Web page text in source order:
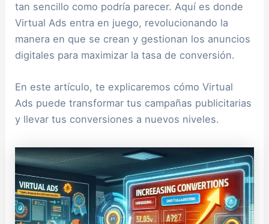
tan sencillo como podría parecer. Aquí es donde
Virtual Ads entra en juego, revolucionando la
manera en que se crean y gestionan los anuncios
digitales para maximizar la tasa de conversión.
En este artículo, te explicaremos cómo Virtual
Ads puede transformar tus campañas publicitarias
y llevar tus conversiones a nuevos niveles.